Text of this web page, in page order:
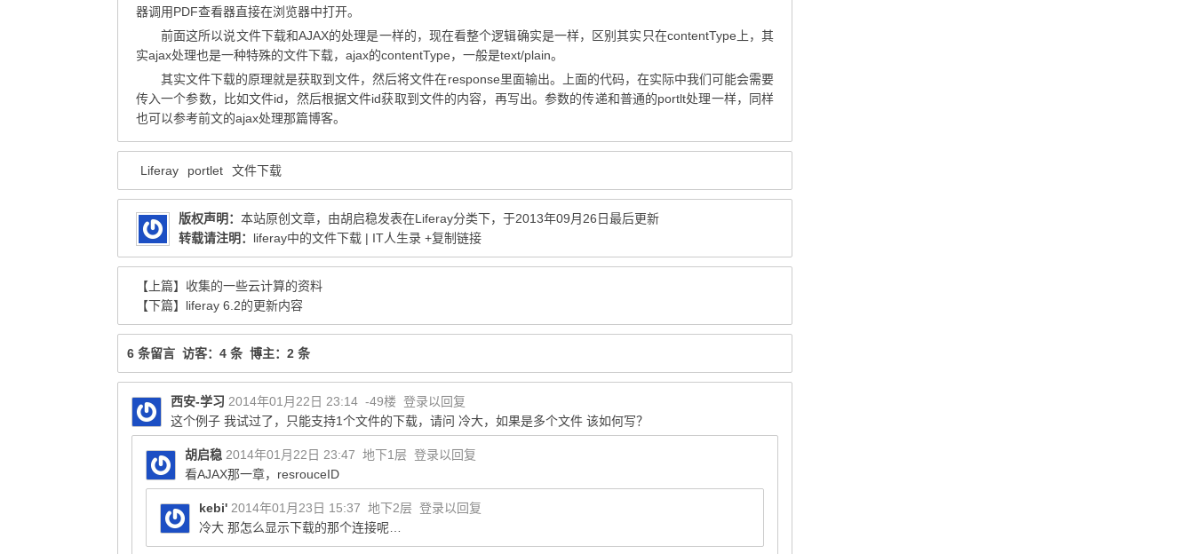
器调用PDF查看器直接在浏览器中打开。
前面这所以说文件下载和AJAX的处理是一样的，现在看整个逻辑确实是一样，区别其实只在contentType上，其
实ajax处理也是一种特殊的文件下载，ajax的contentType，一般是text/plain。
其实文件下载的原理就是获取到文件，然后将文件在response里面输出。上面的代码，在实际中我们可能会需要
传入一个参数，比如文件id，然后根据文件id获取到文件的内容，再写出。参数的传递和普通的portlt处理一样，同样
也可以参考前文的ajax处理那篇博客。
Liferay portlet 文件下载
版权声明： 本站原创文章，由胡启稳发表在Liferay分类下，于2013年09月26日最后更新
转载请注明： liferay中的文件下载 | IT人生录 +复制链接
【上篇】 收集的一些云计算的资料
【下篇】 liferay 6.2的更新内容
6 条留言 访客：4 条 博主：2 条
西安-学习 2014年01月22日 23:14 -49楼 登录以回复
这个例子 我试过了，只能支持1个文件的下载，请问 冷大，如果是多个文件 该如何写？
胡启稳 2014年01月22日 23:47 地下1层 登录以回复
看AJAX那一章，resrouceID
kebi' 2014年01月23日 15:37 地下2层 登录以回复
冷大 那怎么显示下载的那个连接呢…